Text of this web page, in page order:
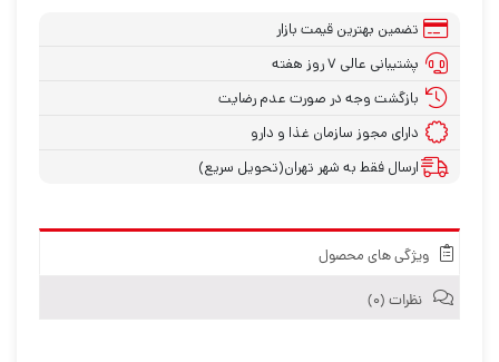
تضمین بهترین قیمت بازار
پشتیبانی عالی ۷ روز هفته
بازگشت وجه در صورت عدم رضایت
دارای مجوز سازمان غذا و دارو
ارسال فقط به شهر تهران(تحویل سریع)
ویژگی های محصول
نظرات (۰)